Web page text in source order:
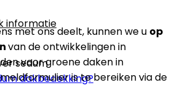
informatie
sedum
dakbedekking?
met ons deelt, kunnen we u op
van de ontwikkelingen in
voor groene daken in
is te bereiken via de